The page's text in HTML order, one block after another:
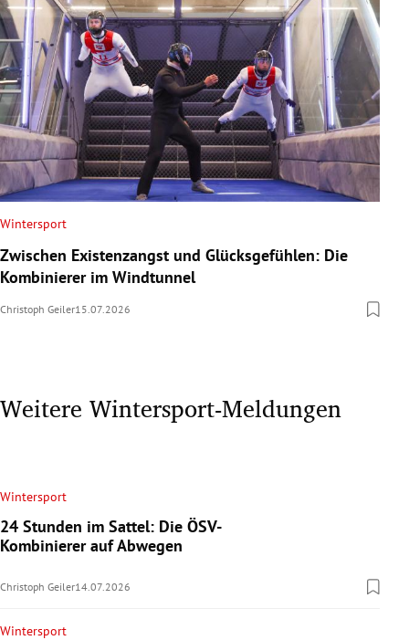
Wintersport
Zwischen Existenzangst und Glücksgefühlen: Die
Kombinierer im Windtunnel
Christoph Geiler15.07.2026
Weitere Wintersport-Meldungen
Wintersport
24 Stunden im Sattel: Die ÖSV-
Kombinierer auf Abwegen
Christoph Geiler14.07.2026
Wintersport